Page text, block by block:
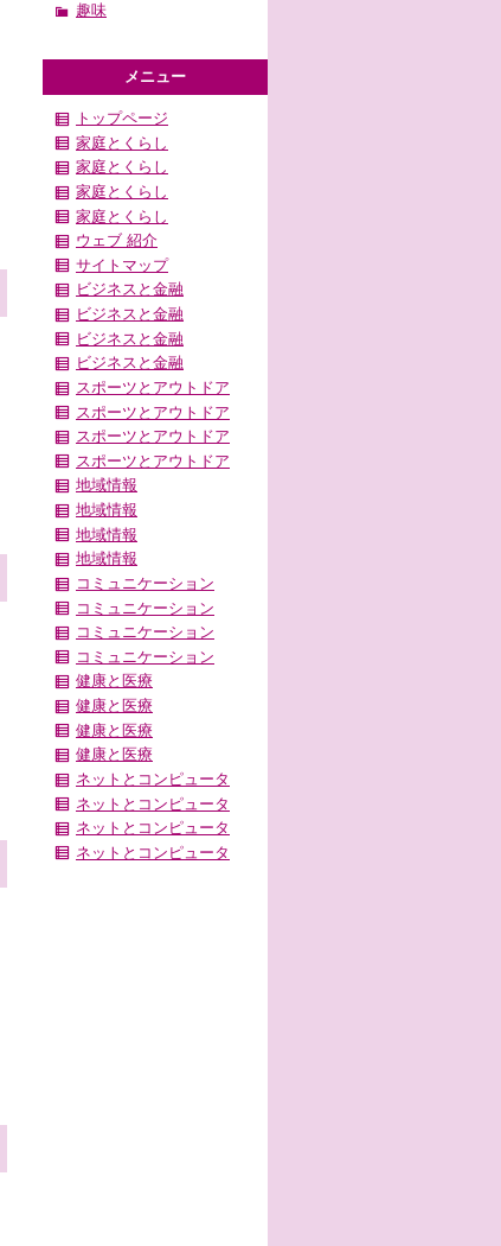
趣味
メニュー
トップページ
家庭とくらし
家庭とくらし
家庭とくらし
家庭とくらし
ウェブ 紹介
サイトマップ
ビジネスと金融
ビジネスと金融
ビジネスと金融
ビジネスと金融
スポーツとアウトドア
スポーツとアウトドア
スポーツとアウトドア
スポーツとアウトドア
地域情報
地域情報
地域情報
地域情報
コミュニケーション
コミュニケーション
コミュニケーション
コミュニケーション
健康と医療
健康と医療
健康と医療
健康と医療
ネットとコンピュータ
ネットとコンピュータ
ネットとコンピュータ
ネットとコンピュータ